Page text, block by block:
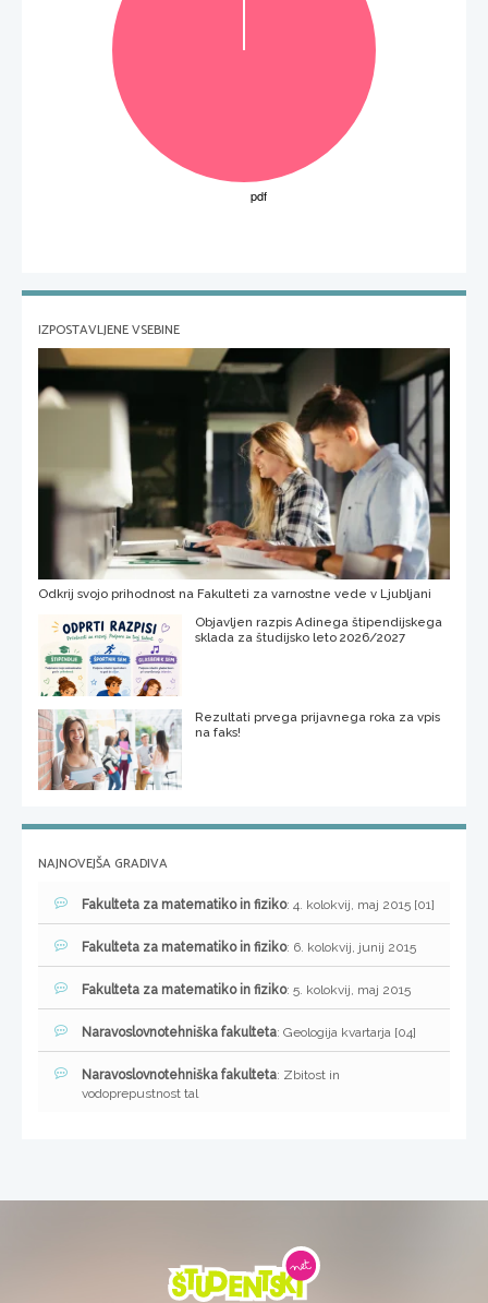
IZPOSTAVLJENE VSEBINE
Odkrij svojo prihodnost na Fakulteti za varnostne vede v Ljubljani
Objavljen razpis Adinega štipendijskega
sklada za študijsko leto 2026/2027
Rezultati prvega prijavnega roka za vpis
na faks!
NAJNOVEJŠA GRADIVA
Fakulteta za matematiko in fiziko: 4. kolokvij, maj 2015 [01]
Fakulteta za matematiko in fiziko: 6. kolokvij, junij 2015
Fakulteta za matematiko in fiziko: 5. kolokvij, maj 2015
Naravoslovnotehniška fakulteta: Geologija kvartarja [04]
Naravoslovnotehniška fakulteta: Zbitost in
vodoprepustnost tal